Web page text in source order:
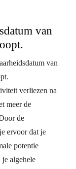
van
van
verliezen na
meer de
de
ervoor dat je
potentie
je algehele